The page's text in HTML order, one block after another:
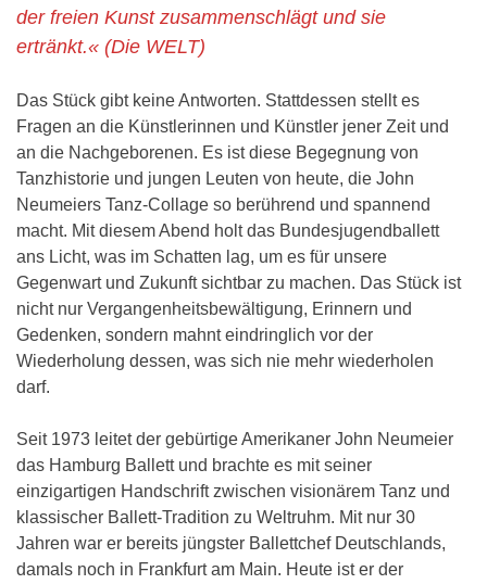
der freien Kunst zusammenschlägt und sie
ertränkt.« (Die WELT)
Das Stück gibt keine Antworten. Stattdessen stellt es
Fragen an die Künstlerinnen und Künstler jener Zeit und
an die Nachgeborenen. Es ist diese Begegnung von
Tanzhistorie und jungen Leuten von heute, die John
Neumeiers Tanz-Collage so berührend und spannend
macht. Mit diesem Abend holt das Bundesjugendballett
ans Licht, was im Schatten lag, um es für unsere
Gegenwart und Zukunft sichtbar zu machen. Das Stück ist
nicht nur Vergangenheitsbewältigung, Erinnern und
Gedenken, sondern mahnt eindringlich vor der
Wiederholung dessen, was sich nie mehr wiederholen
darf.
Seit 1973 leitet der gebürtige Amerikaner John Neumeier
das Hamburg Ballett und brachte es mit seiner
einzigartigen Handschrift zwischen visionärem Tanz und
klassischer Ballett-Tradition zu Weltruhm. Mit nur 30
Jahren war er bereits jüngster Ballettchef Deutschlands,
damals noch in Frankfurt am Main. Heute ist er der